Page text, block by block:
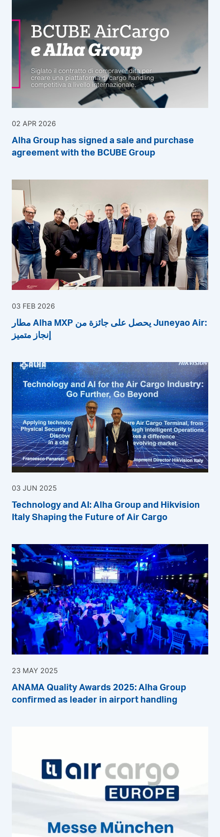
02 APR 2026
Alha Group has signed a sale and purchase
agreement with the BCUBE Group
03 FEB 2026
مطار Alha MXP يحصل على جائزة من Juneyao Air:
إنجاز متميز
03 JUN 2025
Technology and AI: Alha Group and Hikvision
Italy Shaping the Future of Air Cargo
23 MAY 2025
ANAMA Quality Awards 2025: Alha Group
confirmed as leader in airport handling